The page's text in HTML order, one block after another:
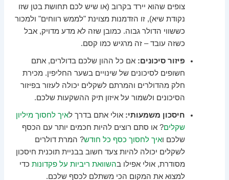
צופים שהוא יירד בקרוב (או שיש לכם תחושת בטן שזו
נקודת שיא), זו הזדמנות מצוינת "לממש רווחים" ולמכור
כששווי הדולר גבוה. כמובן שזה לא מדע מדויק, אבל
כשזה עובד – זה מרגיש כמו קסם.
פיזור סיכונים: אם כל ההון שלכם בדולרים, אתם
חשופים לסיכונים של שינויים בשער החליפין. מכירת
חלק מהדולרים והמרתם לשקלים יכולה לעזור בפיזור
הסיכונים ולשמור על איזון תיק ההשקעות שלכם.
חיסכון משמעותי: אולי אתם בדרך לאיך לחסוך מיליון
שקלים? או סתם רוצים להיות חכמים יותר עם הכסף
שלכם ואיך לחסוך כסף כל חודש? המרת דולרים
לשקלים יכולה להיות צעד חשוב בבניית תוכנית חיסכון
מסודרת, אולי אפילו בהשוואת ריביות על פקדונות כדי
למצוא את המקום הכי משתלם לכסף שלכם.